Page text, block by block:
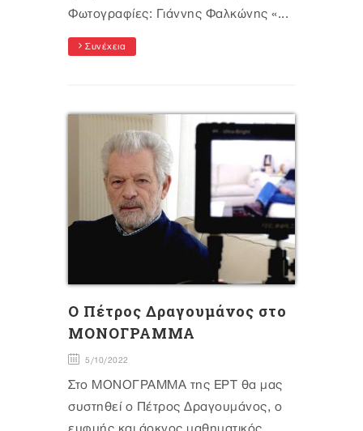
Φωτογραφίες: Γιάννης Φαλκώνης «...
Συνέχεια
Ο Πέτρος Δραγουμάνος στο
ΜΟΝΟΓΡΑΜΜΑ
5/10/2022
Στο ΜΟΝΟΓΡΑΜΜΑ της ΕΡΤ θα μας
συστηθεί ο Πέτρος Δραγουμάνος, ο